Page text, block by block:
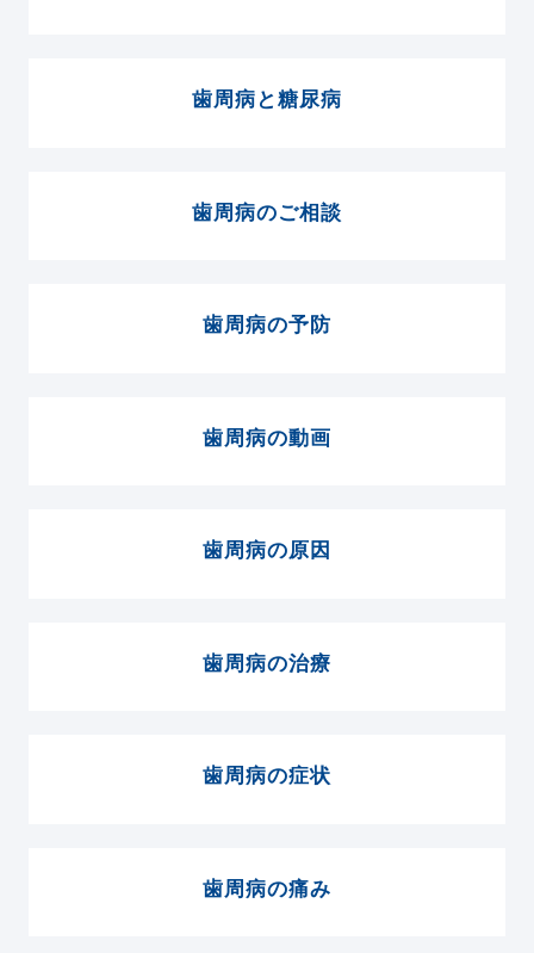
歯周病と糖尿病
歯周病のご相談
歯周病の予防
歯周病の動画
歯周病の原因
歯周病の治療
歯周病の症状
歯周病の痛み